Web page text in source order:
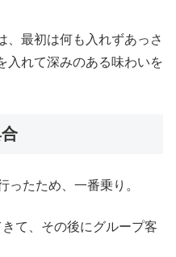
、最初は何も入れずあっさ
入れて深みのある味わいを
ったため、一番乗り。
て、その後にグループ客